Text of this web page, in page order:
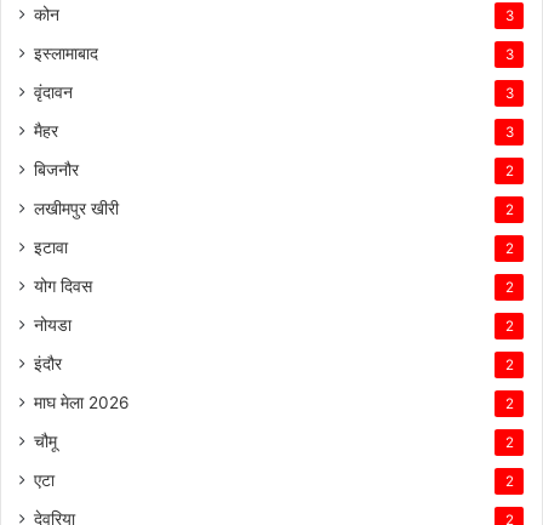
कोन 3
इस्लामाबाद 3
वृंदावन 3
मैहर 3
बिजनौर 2
लखीमपुर खीरी 2
इटावा 2
योग दिवस 2
नोयडा 2
इंदौर 2
माघ मेला 2026 2
चौमू 2
एटा 2
देवरिया 2